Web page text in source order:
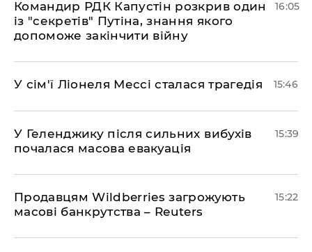
Командир РДК Капустін розкрив один
із "секретів" Путіна, знання якого
допоможе закінчити війну
16:05
У сім'ї Ліонеля Мессі сталася трагедія 15:46
У Геленджику після сильних вибухів
почалася масова евакуація
15:39
Продавцям Wildberries загрожують
масові банкрутства – Reuters
15:22